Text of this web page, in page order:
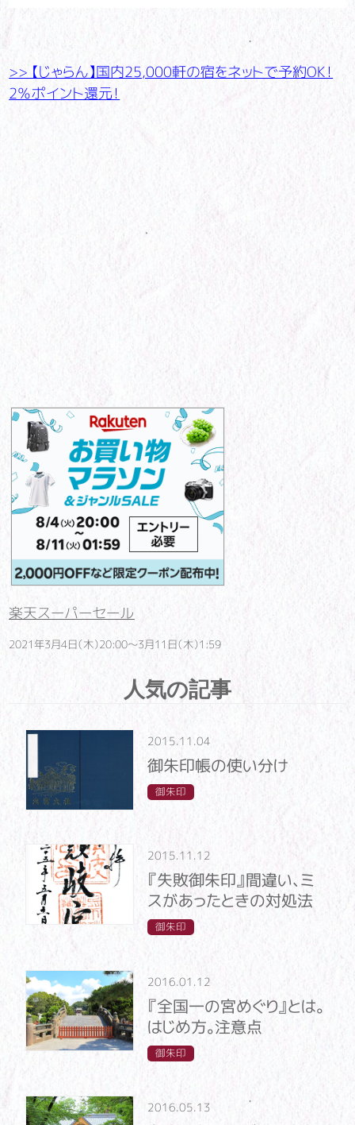
>> 【じゃらん】国内25,000軒の宿をネットで予約OK！
2％ポイント還元！
楽天スーパーセール
2021年3月4日（木）20:00～3月11日（木）1:59
人気の記事
2015.11.04
御朱印帳の使い分け
御朱印
2015.11.12
『失敗御朱印』間違い、ミ
スがあったときの対処法
御朱印
2016.01.12
『全国一の宮めぐり』とは。
はじめ方。注意点
御朱印
2016.05.13